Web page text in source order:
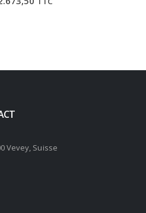
Vevey, Suisse